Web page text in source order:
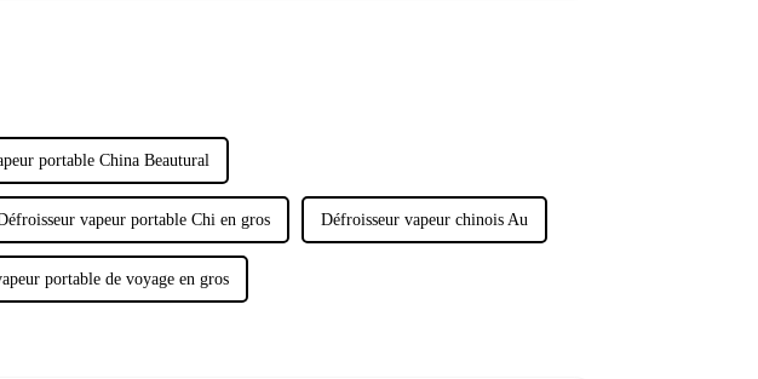
portable China Beautural
vapeur portable Chi en gros Défroisseur vapeur chinois Au
portable de voyage en gros